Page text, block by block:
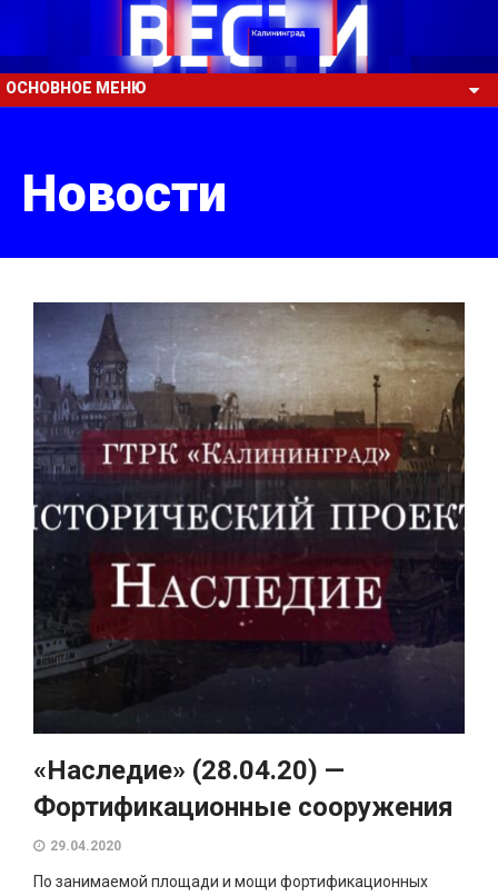
ОСНОВНОЕ МЕНЮ
Новости
«Наследие» (28.04.20) —
Фортификационные сооружения
29.04.2020
По занимаемой площади и мощи фортификационных